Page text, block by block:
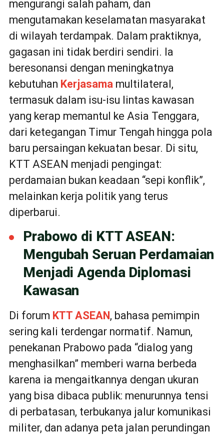
mengurangi salah paham, dan
mengutamakan keselamatan masyarakat
di wilayah terdampak. Dalam praktiknya,
gagasan ini tidak berdiri sendiri. Ia
beresonansi dengan meningkatnya
kebutuhan Kerjasama multilateral,
termasuk dalam isu-isu lintas kawasan
yang kerap memantul ke Asia Tenggara,
dari ketegangan Timur Tengah hingga pola
baru persaingan kekuatan besar. Di situ,
KTT ASEAN menjadi pengingat:
perdamaian bukan keadaan “sepi konflik”,
melainkan kerja politik yang terus
diperbarui.
Prabowo di KTT ASEAN:
Mengubah Seruan Perdamaian
Menjadi Agenda Diplomasi
Kawasan
Di forum KTT ASEAN , bahasa pemimpin
sering kali terdengar normatif. Namun,
penekanan Prabowo pada “dialog yang
menghasilkan” memberi warna berbeda
karena ia mengaitkannya dengan ukuran
yang bisa dibaca publik: menurunnya tensi
di perbatasan, terbukanya jalur komunikasi
militer, dan adanya peta jalan perundingan